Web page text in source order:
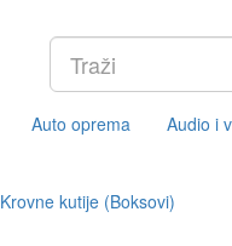
Auto oprema Audio i
Krovne kutije (Boksovi)